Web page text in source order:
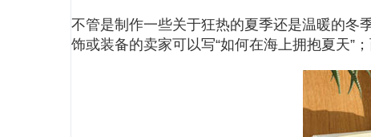
不管是制作一些关于狂热的夏季还是温暖的冬
饰或装备的卖家可以写“如何在海上拥抱夏天”